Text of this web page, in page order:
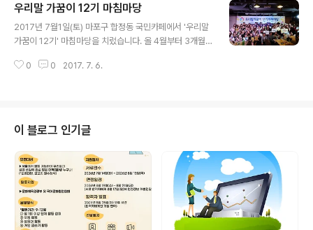
선의 안내방송에서 ‘스크린도어’라는 말 대신 ‘안전문’으로
바꾼 일, ‘제세동기’라는 어려운 말을 ‘자동심장충격기’라는
쉬운 말로 퍼트린 일, 한글 무늬로 옷을 만들어 맵시 자랑
하러 다닌 일, 국립국어원 말 다듬기 회의에 젊은 세대의 목
우리말 가꿈이 12기 마침마당
2017년 7월1일(토) 마포구 합정동 국민카페에서 '우리말
가꿈이 12기' 마침마당을 치렀습니다. 올 4월부터 3개월
들이 행사 장소에 모였습니다. 4시 30분부터는 그간에 펼
인상적이었습니다. 한글문화연대 이건범대 대표는 모둠마
다 마침보람(수료증)을 건네고 악수를 하였으며 우수 활동
모둠상, 우수 활동 개인상을 시상하였습니다. 우리말 가꿈
이 12기는 5월 15일 세종대왕 나신 날 알리기, '고맙습니
다'라는 토박이말 퍼트리기, 외국어 정책이름이나 로마자
로 표기한 공공시설물의 팻말..
0 0 2017. 7. 6.
이 블로그 인기글